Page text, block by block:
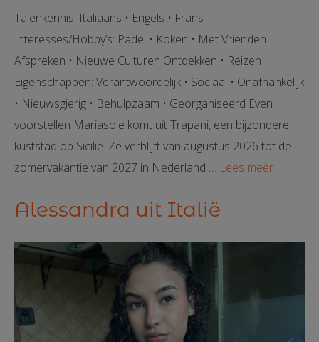
Talenkennis: Italiaans • Engels • Frans
Interesses/Hobby’s: Padel • Koken • Met Vrienden
Afspreken • Nieuwe Culturen Ontdekken • Reizen
Eigenschappen: Verantwoordelijk • Sociaal • Onafhankelijk
• Nieuwsgierig • Behulpzaam • Georganiseerd Even
voorstellen Mariasole komt uit Trapani, een bijzondere
kuststad op Sicilië. Ze verblijft van augustus 2026 tot de
zomervakantie van 2027 in Nederland … Lees meer
Alessandra uit Italië